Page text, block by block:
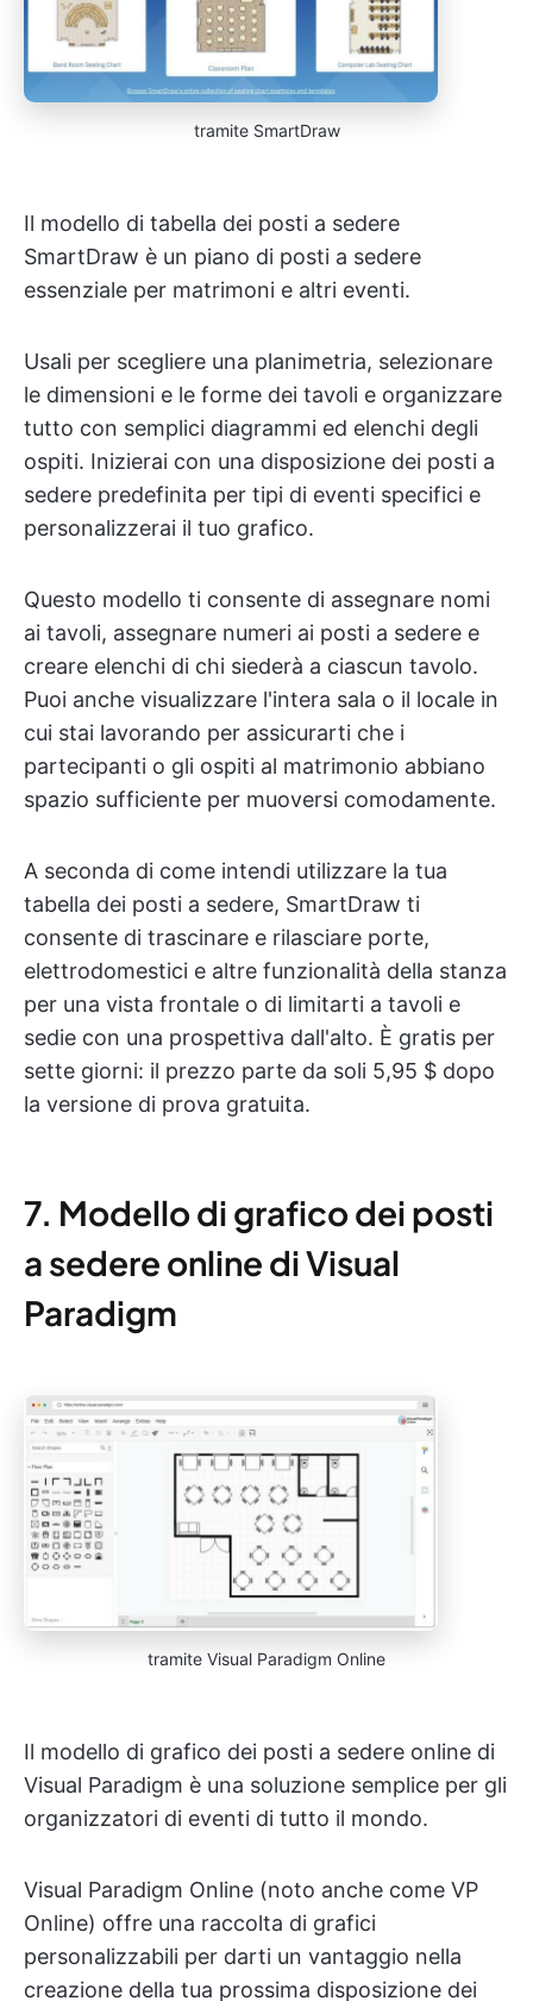
tramite SmartDraw
Il modello di tabella dei posti a sedere
SmartDraw è un piano di posti a sedere
essenziale per matrimoni e altri eventi.
Usali per scegliere una planimetria, selezionare
le dimensioni e le forme dei tavoli e organizzare
tutto con semplici diagrammi ed elenchi degli
ospiti. Inizierai con una disposizione dei posti a
sedere predefinita per tipi di eventi specifici e
personalizzerai il tuo grafico.
Questo modello ti consente di assegnare nomi
ai tavoli, assegnare numeri ai posti a sedere e
creare elenchi di chi siederà a ciascun tavolo.
Puoi anche visualizzare l'intera sala o il locale in
cui stai lavorando per assicurarti che i
partecipanti o gli ospiti al matrimonio abbiano
spazio sufficiente per muoversi comodamente.
A seconda di come intendi utilizzare la tua
tabella dei posti a sedere, SmartDraw ti
consente di trascinare e rilasciare porte,
elettrodomestici e altre funzionalità della stanza
per una vista frontale o di limitarti a tavoli e
sedie con una prospettiva dall'alto. È gratis per
sette giorni: il prezzo parte da soli 5,95 $ dopo
la versione di prova gratuita.
7. Modello di grafico dei posti
a sedere online di Visual
Paradigm
tramite Visual Paradigm Online
Il modello di grafico dei posti a sedere online di
Visual Paradigm è una soluzione semplice per gli
organizzatori di eventi di tutto il mondo.
Visual Paradigm Online (noto anche come VP
Online) offre una raccolta di grafici
personalizzabili per darti un vantaggio nella
creazione della tua prossima disposizione dei